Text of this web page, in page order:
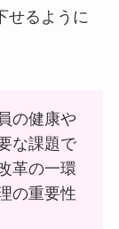
せるように
の健康や
な課題で
革の一環
の重要性